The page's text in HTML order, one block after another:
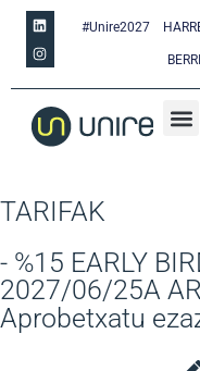
#Unire2027
TARIFAK
- %15 EARLY
2027/06/25A
Aprobetxatu